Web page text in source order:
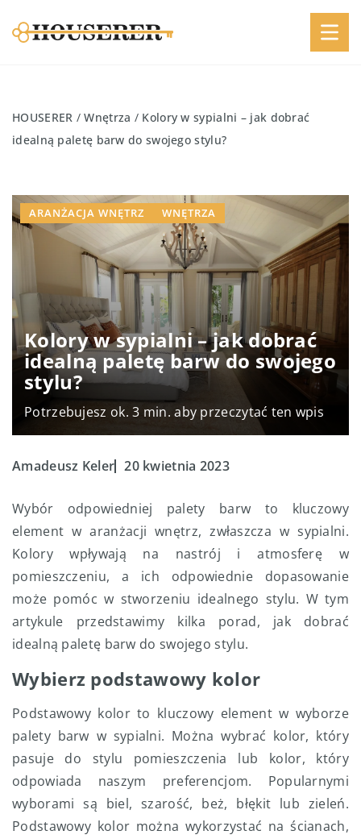
HOUSERER /Wnętrza / Kolory w sypialni – jak dobrać
idealną paletę barw do swojego stylu?
Kolory w sypialni – jak dobrać
idealną paletę barw do swojego
stylu?
Potrzebujesz ok. 3 min. aby przeczytać ten wpis
ARANŻACJA WNĘTRZ WNĘTRZA
Amadeusz Keler 20 kwietnia 2023
Wybór odpowiedniej palety barw to kluczowy
element w aranżacji wnętrz, zwłaszcza w sypialni.
Kolory wpływają na nastrój i atmosferę w
pomieszczeniu, a ich odpowiednie dopasowanie
może pomóc w stworzeniu idealnego stylu. W tym
artykule przedstawimy kilka porad, jak dobrać
idealną paletę barw do swojego stylu.
Wybierz podstawowy kolor
Podstawowy kolor to kluczowy element w wyborze
palety barw w sypialni. Można wybrać kolor, który
pasuje do stylu pomieszczenia lub kolor, który
odpowiada naszym preferencjom. Popularnymi
wyborami są biel, szarość, beż, błękit lub zieleń.
Podstawowy kolor można wykorzystać na ścianach,